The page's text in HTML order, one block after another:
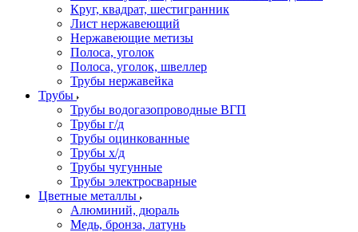
Круг, квадрат, шестигранник
Лист нержавеющий
Нержавеющие метизы
Полоса, уголок
Полоса, уголок, швеллер
Трубы нержавейка
Трубы
Трубы водогазопроводные ВГП
Трубы г/д
Трубы оцинкованные
Трубы х/д
Трубы чугунные
Трубы электросварные
Цветные металлы
Алюминий, дюраль
Медь, бронза, латунь